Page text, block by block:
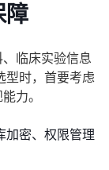
障
临床实验信息
型时，首要考虑
力。
加密、权限管理